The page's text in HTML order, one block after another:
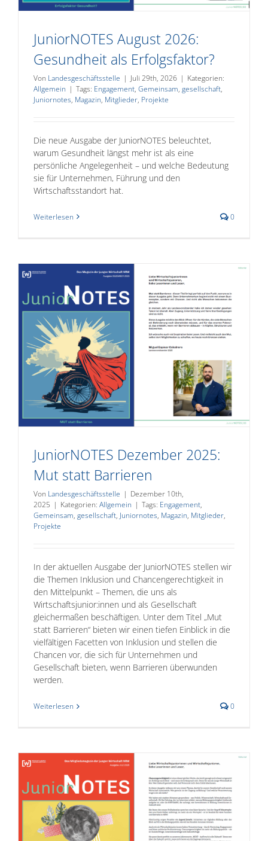
JuniorNOTES August 2026:
Gesundheit als Erfolgsfaktor?
Von Landesgeschäftsstelle | Juli 29th, 2026 | Kategorien:
Allgemein | Tags: Engagement, Gemeinsam, gesellschaft,
Juniornotes, Magazin, Mitglieder, Projekte
Die neue Ausgabe der JuniorNOTES beleuchtet,
warum Gesundheit längst mehr ist als eine
persönliche Angelegenheit – und welche Bedeutung
sie für Unternehmen, Führung und den
Wirtschaftsstandort hat.
Weiterlesen 0
JuniorNOTES Dezember 2025:
Mut statt Barrieren
Von Landesgeschäftsstelle | Dezember 10th,
2025 | Kategorien: Allgemein | Tags: Engagement,
Gemeinsam, gesellschaft, Juniornotes, Magazin, Mitglieder,
Projekte
In der aktuellen Ausgabe der JuniorNOTES stellen wir
die Themen Inklusion und Chancengerechtigkeit in
den Mittelpunkt – Themen, die uns als
Wirtschaftsjunior:innen und als Gesellschaft
gleichermaßen beschäftigen. Unter dem Titel „Mut
statt Barrieren“ bieten wir einen tiefen Einblick in die
vielfältigen Facetten von Inklusion und stellen die
Chancen vor, die sich für Unternehmen und
Gesellschaft bieten, wenn Barrieren überwunden
werden.
Weiterlesen 0